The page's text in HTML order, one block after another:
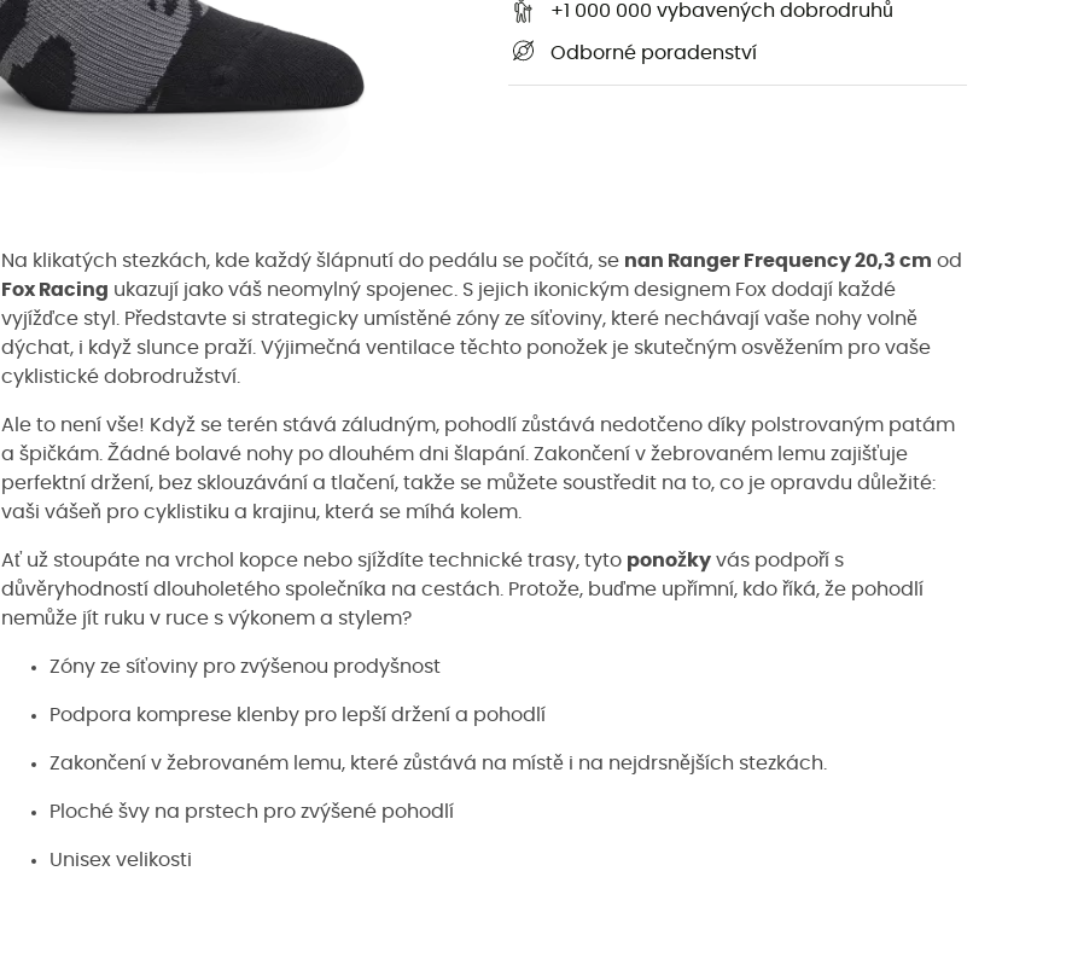
+1 000 000 vybavených dobrodruhů
Odborné poradenství
Na klikatých stezkách, kde každý šlápnutí do pedálu se počítá, se nan Ranger Frequency 20,3 cm od
Fox Racing ukazují jako váš neomylný spojenec. S jejich ikonickým designem Fox dodají každé
vyjížďce styl. Představte si strategicky umístěné zóny ze síťoviny, které nechávají vaše nohy volně
dýchat, i když slunce praží. Výjimečná ventilace těchto ponožek je skutečným osvěžením pro vaše
cyklistické dobrodružství.
Ale to není vše! Když se terén stává záludným, pohodlí zůstává nedotčeno díky polstrovaným patám
a špičkám. Žádné bolavé nohy po dlouhém dni šlapání. Zakončení v žebrovaném lemu zajišťuje
perfektní držení, bez sklouzávání a tlačení, takže se můžete soustředit na to, co je opravdu důležité:
vaši vášeň pro cyklistiku a krajinu, která se míhá kolem.
Ať už stoupáte na vrchol kopce nebo sjíždíte technické trasy, tyto ponožky vás podpoří s
důvěryhodností dlouholetého společníka na cestách. Protože, buďme upřímní, kdo říká, že pohodlí
nemůže jít ruku v ruce s výkonem a stylem?
Zóny ze síťoviny pro zvýšenou prodyšnost
Podpora komprese klenby pro lepší držení a pohodlí
Zakončení v žebrovaném lemu, které zůstává na místě i na nejdrsnějších stezkách.
Ploché švy na prstech pro zvýšené pohodlí
Unisex velikosti